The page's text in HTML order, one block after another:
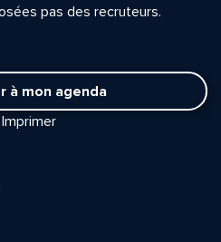
pas des recruteurs.
à mon agenda
Imprimer